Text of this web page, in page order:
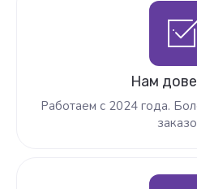
Нам
Работаем с 2024 года.